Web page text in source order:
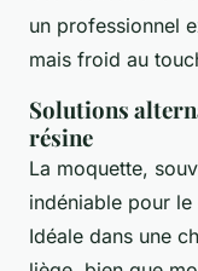
un professionnel
mais froid au
Solutions
résine
La moquette,
indéniable pour
Idéale dans une